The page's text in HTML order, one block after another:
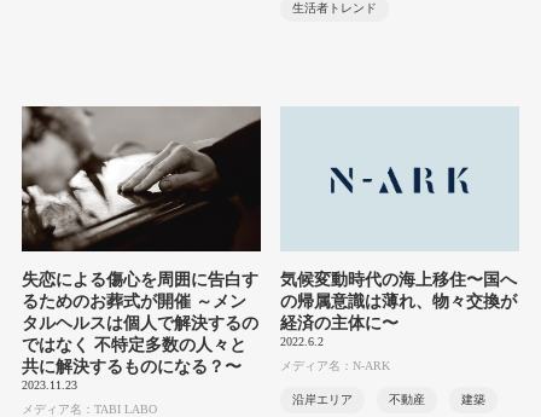
生活者トレンド
失恋による傷心を周囲に告白す
るためのお葬式が開催 ～メン
タルヘルスは個人で解決するの
ではなく 不特定多数の人々と
共に解決するものになる？〜
2023.11.23
メディア名：TABI LABO
気候変動時代の海上移住〜国へ
の帰属意識は薄れ、物々交換が
経済の主体に〜
2022.6.2
メディア名：N-ARK
沿岸エリア 不動産 建築